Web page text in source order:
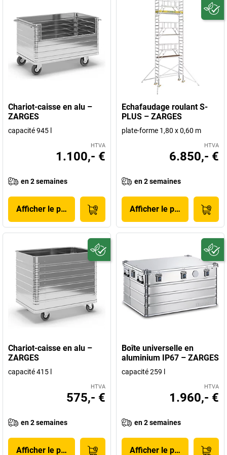
Chariot-caisse en alu –
ZARGES
capacité 945 l
HTVA
1.100,- €
en 2 semaines
Afficher le produit
Echafaudage roulant S-
PLUS – ZARGES
plate-forme 1,80 x 0,60 m
HTVA
6.850,- €
en 2 semaines
Afficher le produit
Chariot-caisse en alu –
ZARGES
capacité 415 l
HTVA
575,- €
en 2 semaines
Afficher le produit
Boîte universelle en
aluminium IP67 – ZARGES
capacité 259 l
HTVA
1.960,- €
en 2 semaines
Afficher le produit